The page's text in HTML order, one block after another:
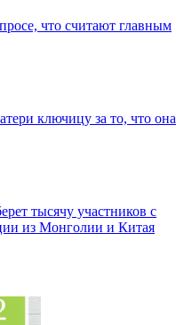
что считают главным
ключицу за то, что она
тысячу участников с
из Монголии и Китая